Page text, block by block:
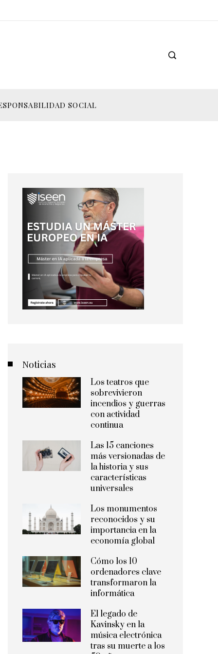
SOCIAL
Noticias
Los teatros que
sobrevivieron
incendios y guerras
con actividad
continua
Las 15 canciones
más versionadas de
la historia y sus
características
universales
Los monumentos
reconocidos y su
importancia en la
economía global
Cómo los 10
ordenadores clave
transformaron la
informática
El legado de
Kavinsky en la
música electrónica
tras su muerte a los